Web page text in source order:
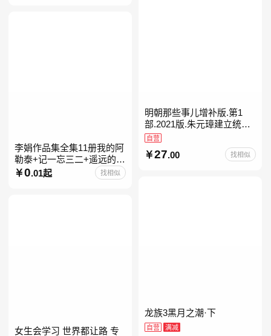
明朝那些事儿增补版.第1
部.2021版.朱元璋建立统治
明朝
自营
27.00 找相似
李娟作品集全集11册我的阿
勒泰+记一忘三二+遥远的向
日葵地+冬牧场+阿勒泰的角
落+羊道三部曲+走夜路请放
0.01起 找相似
龙族3黑月之潮·下
自营 满减
女生会学习 世界都让路 专